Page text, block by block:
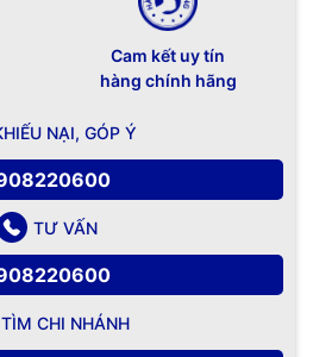
Cam kết uy tín
hàng chính hãng
NẠI, GÓP Ý
TƯ VẤN
TÌM CHI NHÁNH